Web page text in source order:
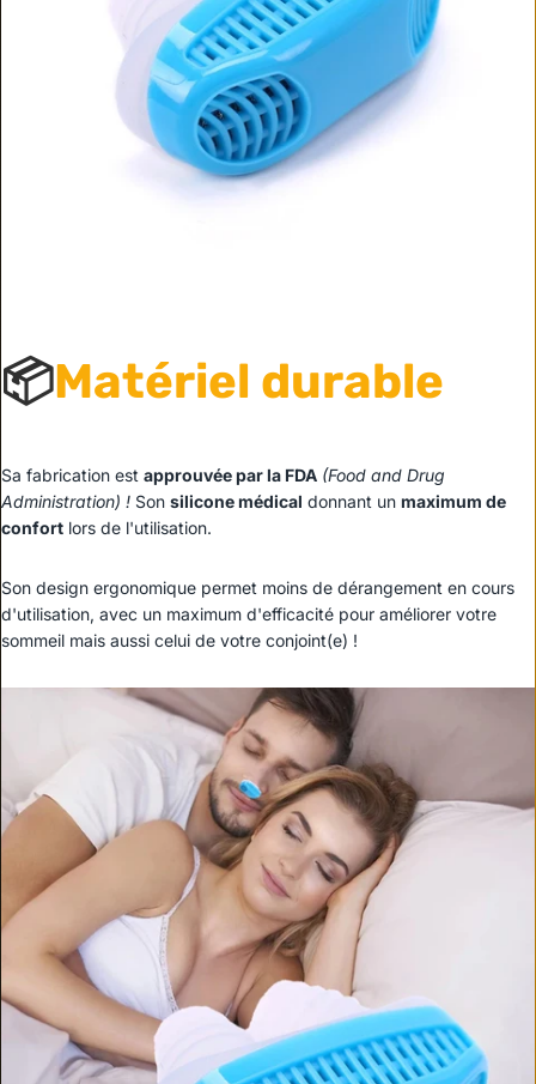
📦Matériel durable
Sa fabrication est approuvée par la FDA (Food and Drug
Administration) ! Son silicone médical donnant un maximum de
confort lors de l'utilisation.
Son design ergonomique permet moins de dérangement en cours
d'utilisation, avec un maximum d'efficacité pour améliorer votre
sommeil mais aussi celui de votre conjoint(e) !